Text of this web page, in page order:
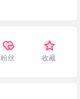
粉丝 收藏